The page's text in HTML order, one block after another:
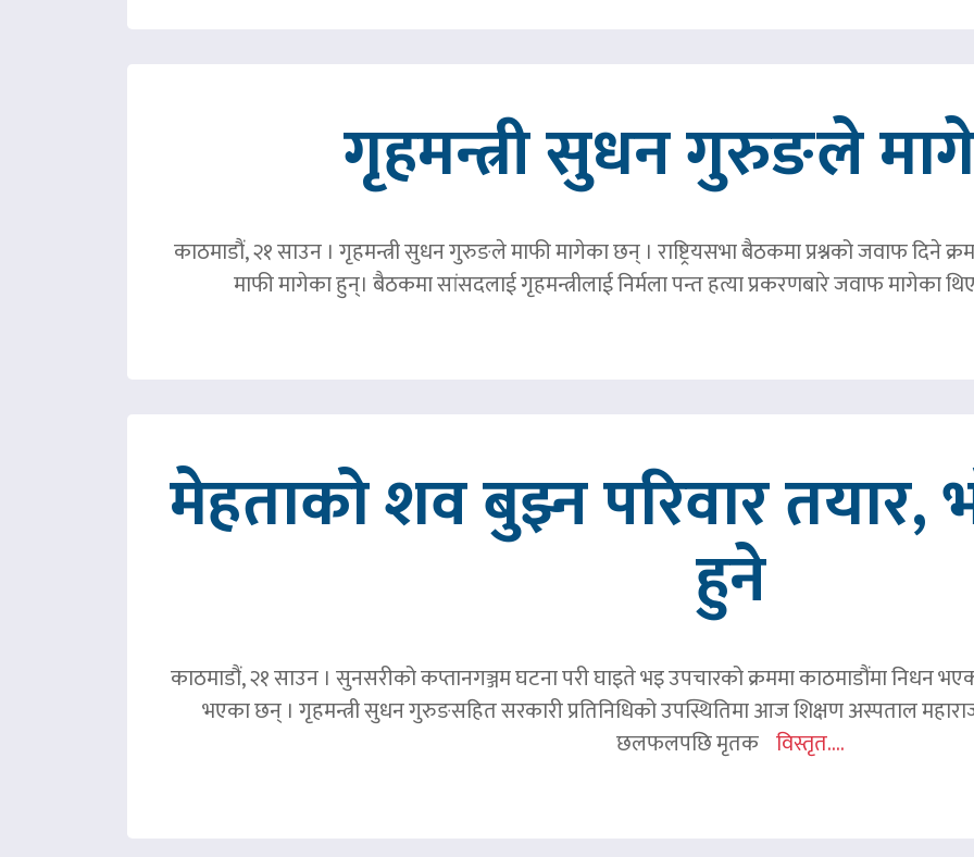
गृहमन्त्री सुधन गुरुङले
काठमाडौं, २१ साउन । गृहमन्त्री सुधन गुरुङले माफी मागेका छन् । राष्ट्रियसभा बैठकमा प्रश्नको जवाफ दिने
माफी मागेका हुन्। बैठकमा सांसदलाई गृहमन्त्रीलाई निर्मला पन्त हत्या प्रकरणबारे जवाफ मागेका
मेहताको शव बुझ्न परिवार तयार,
हुने
काठमाडौं, २१ साउन । सुनसरीको कप्तानगञ्जम घटना परी घाइते भइ उपचारको क्रममा काठमाडौंमा निधन
भएका छन् । गृहमन्त्री सुधन गुरुङसहित सरकारी प्रतिनिधिको उपस्थितिमा आज शिक्षण अस्पताल
छलफलपछि मृतक विस्तृत....